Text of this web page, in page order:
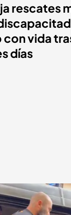
rescates
vida
días
ancianos y